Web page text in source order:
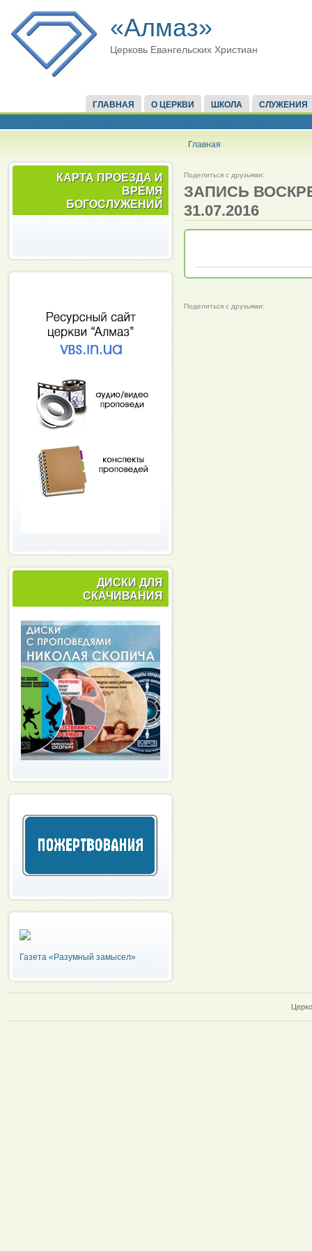
«Алмаз»
Церковь Евангельских Христиан
ГЛАВНАЯ О ЦЕРКВИ ШКОЛА СЛУЖЕНИЯ
Главная
КАРТА ПРОЕЗДА И
ВРЕМЯ
БОГОСЛУЖЕНИЙ
ДИСКИ ДЛЯ
СКАЧИВАНИЯ
Газета «Разумный замысел»
Поделиться с друзьями:
ЗАПИСЬ
31.07.2016
Поделиться с друзьями: